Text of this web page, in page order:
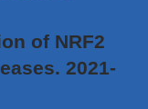
of NRF2
2021-